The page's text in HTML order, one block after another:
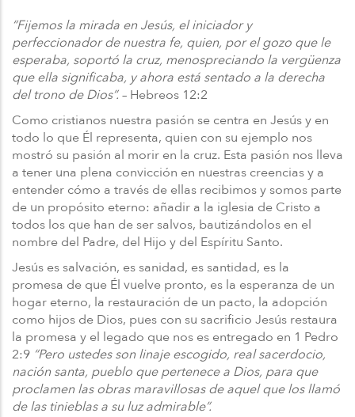
“Fijemos la mirada en Jesús, el iniciador y
perfeccionador de nuestra fe, quien, por el gozo que le
esperaba, soportó la cruz, menospreciando la vergüenza
que ella significaba, y ahora está sentado a la derecha
del trono de Dios”.– Hebreos 12:2
Como cristianos nuestra pasión se centra en Jesús y en
todo lo que Él representa, quien con su ejemplo nos
mostró su pasión al morir en la cruz. Esta pasión nos lleva
a tener una plena convicción en nuestras creencias y a
entender cómo a través de ellas recibimos y somos parte
de un propósito eterno: añadir a la iglesia de Cristo a
todos los que han de ser salvos, bautizándolos en el
nombre del Padre, del Hijo y del Espíritu Santo.
Jesús es salvación, es sanidad, es santidad, es la
promesa de que Él vuelve pronto, es la esperanza de un
hogar eterno, la restauración de un pacto, la adopción
como hijos de Dios, pues con su sacrificio Jesús restaura
la promesa y el legado que nos es entregado en 1 Pedro
2:9 “Pero ustedes son linaje escogido, real sacerdocio,
nación santa, pueblo que pertenece a Dios, para que
proclamen las obras maravillosas de aquel que los llamó
de las tinieblas a su luz admirable”.